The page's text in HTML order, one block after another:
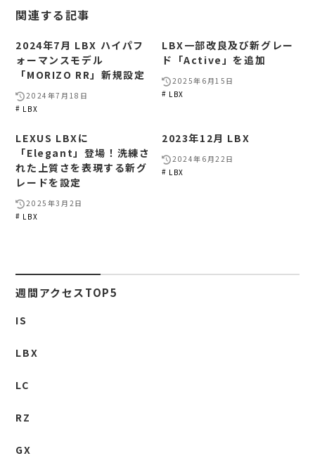
関連する記事
2024年7月 LBX ハイパフ
ォーマンスモデル
「MORIZO RR」新規設定
2024年7月18日
LBX
LBX一部改良及び新グレー
ド「Active」を追加
2025年6月15日
LBX
LEXUS LBXに
「Elegant」登場！洗練さ
れた上質さを表現する新グ
レードを設定
2025年3月2日
LBX
2023年12月 LBX
2024年6月22日
LBX
週間アクセスTOP5
IS
LBX
LC
RZ
GX